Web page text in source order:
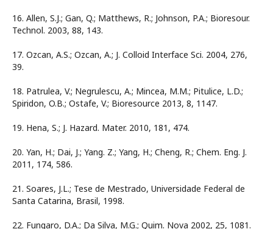
16. Allen, S.J.; Gan, Q.; Matthews, R.; Johnson, P.A.; Bioresour.
Technol. 2003, 88, 143.
17. Ozcan, A.S.; Ozcan, A.; J. Colloid Interface Sci. 2004, 276,
39.
18. Patrulea, V.; Negrulescu, A.; Mincea, M.M.; Pitulice, L.D.;
Spiridon, O.B.; Ostafe, V.; Bioresource 2013, 8, 1147.
19. Hena, S.; J. Hazard. Mater. 2010, 181, 474.
20. Yan, H.; Dai, J.; Yang. Z.; Yang, H.; Cheng, R.; Chem. Eng. J.
2011, 174, 586.
21. Soares, J.L.; Tese de Mestrado, Universidade Federal de
Santa Catarina, Brasil, 1998.
22. Fungaro, D.A.; Da Silva, M.G.; Quim. Nova 2002, 25, 1081.